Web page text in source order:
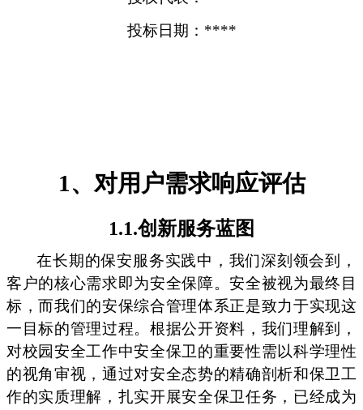
投标日期：****
1、对用户需求响应评估
1.1.创新服务蓝图
在长期的保安服务实践中，我们深刻领会到，
客户的核心需求即为安全保障。安全被视为最终目
标，而我们的安保综合管理体系正是致力于实现这
一目标的管理过程。根据公开资料，我们理解到，
对校园安全工作中安全保卫的重要性需以科学理性
的视角审视，通过对安全态势的精确剖析和保卫工
作的实质理解，扎实开展安全保卫任务，已经成为